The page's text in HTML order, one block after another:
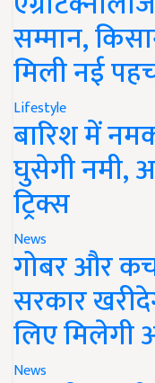
सम्मान,
मिली नई
Lifestyle
बारिश में
घुसेगी नमी,
ट्रिक्स
News
गोबर और
सरकार
लिए मिलेगी
News